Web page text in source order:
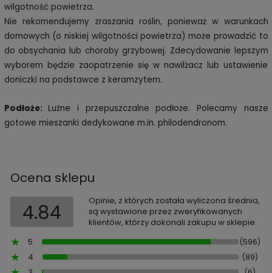
wilgotność powietrza.
Nie rekomendujemy zraszania roślin, ponieważ w warunkach
domowych (o niskiej wilgotności powietrza) może prowadzić to
do obsychania lub choroby grzybowej. Zdecydowanie lepszym
wyborem będzie zaopatrzenie się w nawilżacz lub ustawienie
doniczki na podstawce z keramzytem.
Podłoże: Luźne i przepuszczalne podłoże. Polecamy nasze
gotowe mieszanki dedykowane m.in. philodendronom.
Ocena sklepu
4.84
Opinie, z których została wyliczona średnia,
są wystawione przez zweryfikowanych
klientów, którzy dokonali zakupu w sklepie.
5
(596)
4 (89)